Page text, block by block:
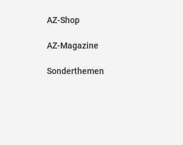
AZ-Shop
AZ-Magazine
Sonderthemen